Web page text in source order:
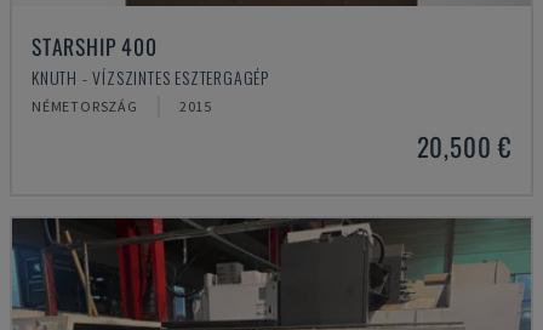
STARSHIP 400
KNUTH - VÍZSZINTES ESZTERGAGÉP
NÉMETORSZÁG 2015
20,500 €